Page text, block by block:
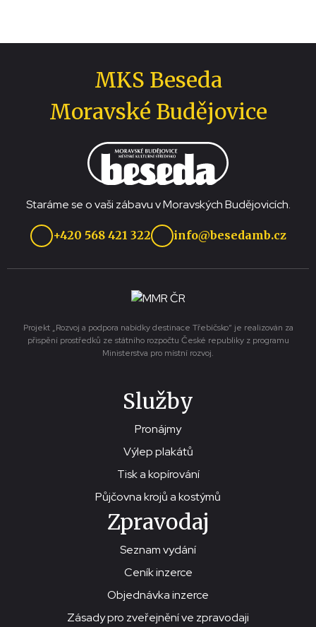
MKS Beseda
Moravské Budějovice
Staráme se o vaši zábavu v Moravských Budějovicích.
+420 568 421 322 info@besedamb.cz
Projekt „Rozvoj a podpora nabídky destinace Třebíčsko“ je realizován za
přispění prostředků ze státního rozpočtu České republiky z programu
Ministerstva pro místní rozvoj.
Služby
Pronájmy
Výlep plakátů
Tisk a kopírování
Půjčovna krojů a kostýmů
Zpravodaj
Seznam vydání
Ceník inzerce
Objednávka inzerce
Zásady pro zveřejnění ve zpravodaji